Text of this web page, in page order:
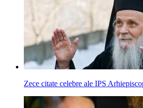
Zece citate celebre ale IPS